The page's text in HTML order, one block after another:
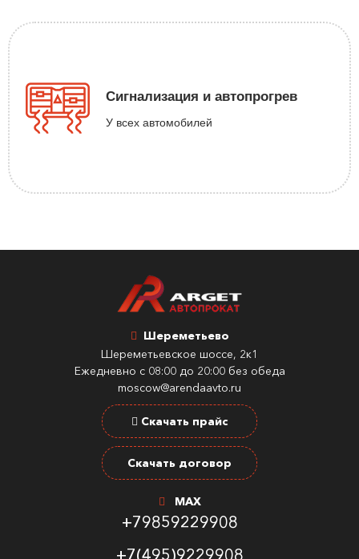
Сигнализация и автопрогрев
У всех автомобилей
Шереметьево
Шереметьевское шоссе, 2к1
Ежедневно с 08:00 до 20:00 без обеда
moscow@arendaavto.ru
Скачать прайс
Скачать договор
MAX
+79859229908